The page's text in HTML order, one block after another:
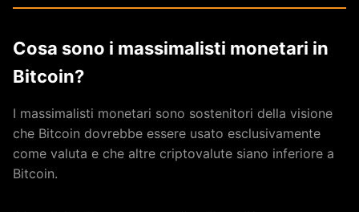
Cosa sono i massimalisti monetari in
Bitcoin?
I massimalisti monetari sono sostenitori della visione
che Bitcoin dovrebbe essere usato esclusivamente
come valuta e che altre criptovalute siano inferiore a
Bitcoin.